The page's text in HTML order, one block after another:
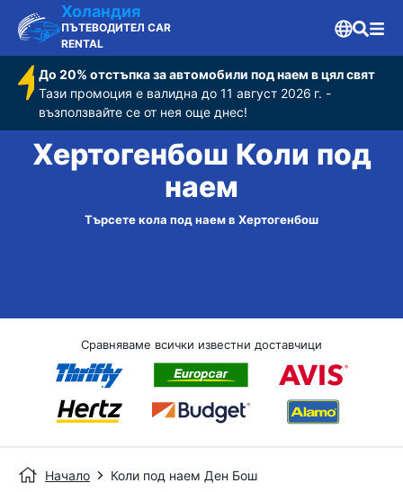
Холандия
ПЪТЕВОДИТЕЛ CAR
RENTAL
До 20% отстъпка за автомобили под наем в цял свят
Тази промоция е валидна до 11 август 2026 г. -
възползвайте се от нея още днес!
Хертогенбош Коли под
наем
Търсете кола под наем в Хертогенбош
Сравняваме всички известни доставчици
Начало Коли под наем Ден Бош